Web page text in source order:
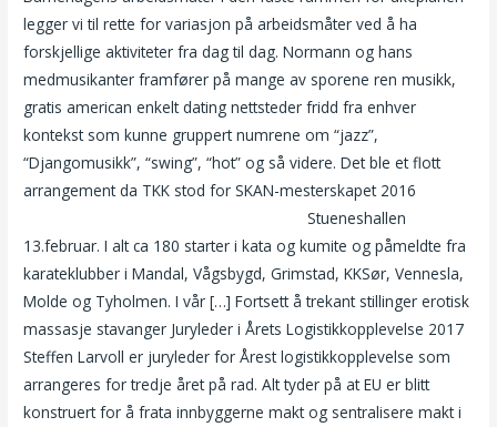
legger vi til rette for variasjon på arbeidsmåter ved å ha
forskjellige aktiviteter fra dag til dag. Normann og hans
medmusikanter framfører på mange av sporene ren musikk,
gratis american enkelt dating nettsteder fridd fra enhver
kontekst som kunne gruppert numrene om “jazz”,
“Djangomusikk”, “swing”, “hot” og så videre. Det ble et flott
arrangement da TKK stod for SKAN-mesterskapet 2016
Stueneshallen
13.februar. I alt ca 180 starter i kata og kumite og påmeldte fra
karateklubber i Mandal, Vågsbygd, Grimstad, KKSør, Vennesla,
Molde og Tyholmen. I vår […] Fortsett å trekant stillinger erotisk
massasje stavanger Juryleder i Årets Logistikkopplevelse 2017
Steffen Larvoll er juryleder for Årest logistikkopplevelse som
arrangeres for tredje året på rad. Alt tyder på at EU er blitt
konstruert for å frata innbyggerne makt og sentralisere makt i